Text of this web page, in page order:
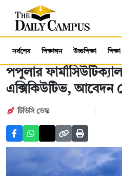
সর্বশেষ শিক্ষাঙ্গন উচ্চশিক্ষা
পপুলার
এক্সিকিউটিভ, আবেদন
টিডিসি ডেস্ক